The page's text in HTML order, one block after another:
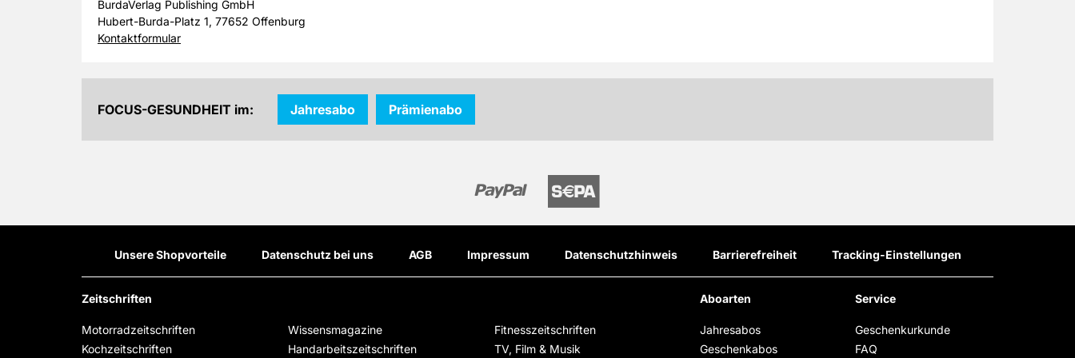
BurdaVerlag Publishing GmbH
Hubert-Burda-Platz 1, 77652 Offenburg
Kontaktformular
FOCUS-GESUNDHEIT im: Jahresabo Prämienabo
Unsere Shopvorteile Datenschutz bei uns AGB Impressum Datenschutzhinweis Barrierefreiheit Tracking-Einstellungen
Zeitschriften
Motorradzeitschriften Wissensmagazine
Fitnesszeitschriften
Kochzeitschriften
Handarbeitszeitschriften TV, Film & Musik
Aboarten
Jahresabos
Geschenkabos
Service
Geschenkurkunde
FAQ